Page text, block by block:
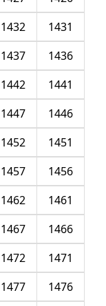
1431
1432
1436
1437
1441
1442
1446
1447
1451
1452
1456
1457
1461
1462
1466
1467
1471
1472
1476
1477